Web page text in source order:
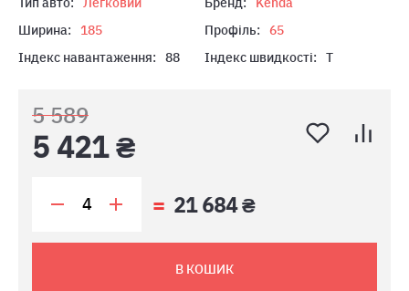
Ширина:
185 Профіль:
65
Індекс навантаження:
88 Індекс швидкості: T
5 589
5 421 ₴
21 684 ₴
В КОШИК